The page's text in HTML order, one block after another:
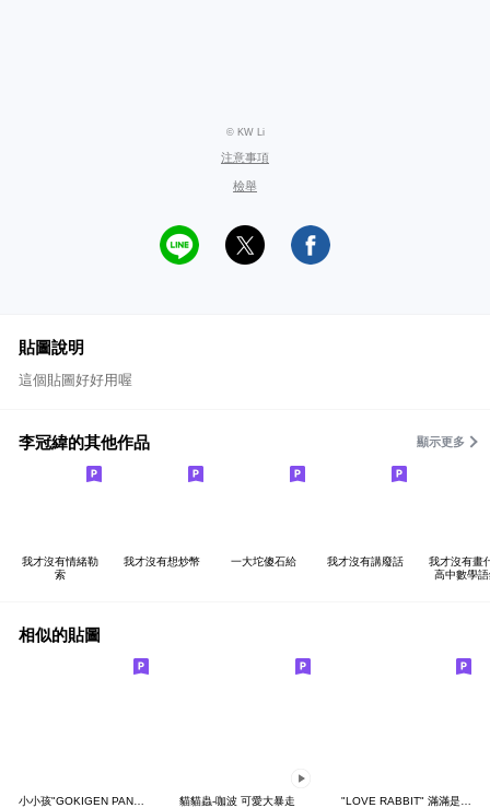
© KW Li
注意事項
檢舉
貼圖說明
這個貼圖好好用喔
李冠緯的其他作品 顯示更多
我才沒有情緒勒
索
我才沒有想炒幣 一大坨傻石給 我才沒有講廢話
我才沒有畫
高中數學
相似的貼圖
小小孩"GOKIGEN PANDA" 台灣版 貓貓蟲-咖波 可愛大暴走 "LOVE RABBIT" 滿滿是愛 台灣版